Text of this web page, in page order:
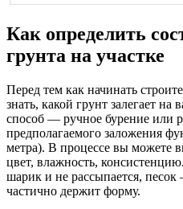
Как определить
грунта на участке
Перед тем как начинать
знать, какой грунт залегает
способ — ручное бурение или
предполагаемого заложения
метра). В процессе вы можете
цвет, влажность,
шарик и не рассыпается,
частично держит форму.